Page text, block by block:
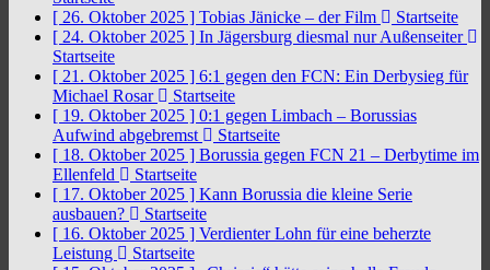
[ 26. Oktober 2025 ] Tobias Jänicke – der Film
Startseite
[ 24. Oktober 2025 ] In Jägersburg diesmal nur Außenseiter
Startseite
[ 21. Oktober 2025 ] 6:1 gegen den FCN: Ein Derbysieg für
Michael Rosar
Startseite
[ 19. Oktober 2025 ] 0:1 gegen Limbach – Borussias
Aufwind abgebremst
Startseite
[ 18. Oktober 2025 ] Borussia gegen FCN 21 – Derbytime im
Ellenfeld
Startseite
[ 17. Oktober 2025 ] Kann Borussia die kleine Serie
ausbauen?
Startseite
[ 16. Oktober 2025 ] Verdienter Lohn für eine beherzte
Leistung
Startseite